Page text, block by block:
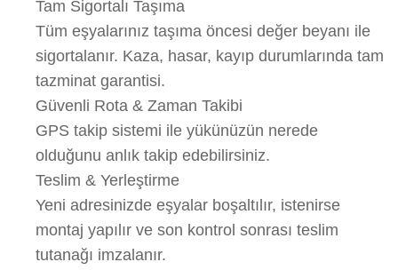
Tam Sigortalı Taşıma
Tüm eşyalarınız taşıma öncesi değer beyanı ile
sigortalanır. Kaza, hasar, kayıp durumlarında tam
tazminat garantisi.
Güvenli Rota & Zaman Takibi
GPS takip sistemi ile yükünüzün nerede
olduğunu anlık takip edebilirsiniz.
Teslim & Yerleştirme
Yeni adresinizde eşyalar boşaltılır, istenirse
montaj yapılır ve son kontrol sonrası teslim
tutanağı imzalanır.